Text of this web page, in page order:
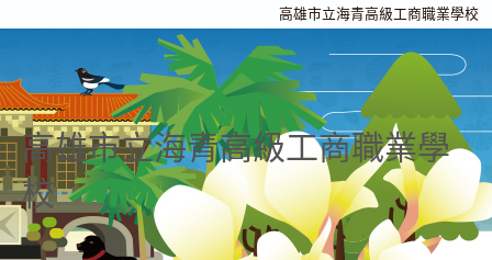
高雄市立海青高級工商職業學校
高雄市立海青高級工商職業學
校